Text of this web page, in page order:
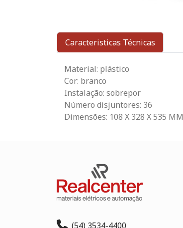
Caracteristicas Técnicas
Material: plástico
Cor: branco
Instalação: sobrepor
Número disjuntores: 36
Dimensões: 108 X 328 X 535 MM
(54) 3534-4400